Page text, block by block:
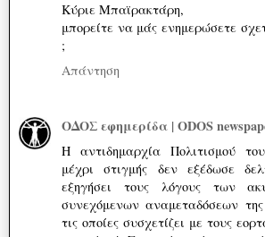
Κύριε Μπαϊρακτάρη,
μπορείτε να μάς ενημερώσετε
;
Απάντηση
ΟΔΟΣ εφημερίδα | ODOS
Η αντιδημαρχία Πολιτισμού
μέχρι στιγμής δεν εξέδωσε
εξηγήσει τους λόγους των
συνεχόμενων αναμεταδόσεων
τις οποίες συσχετίζει με τους